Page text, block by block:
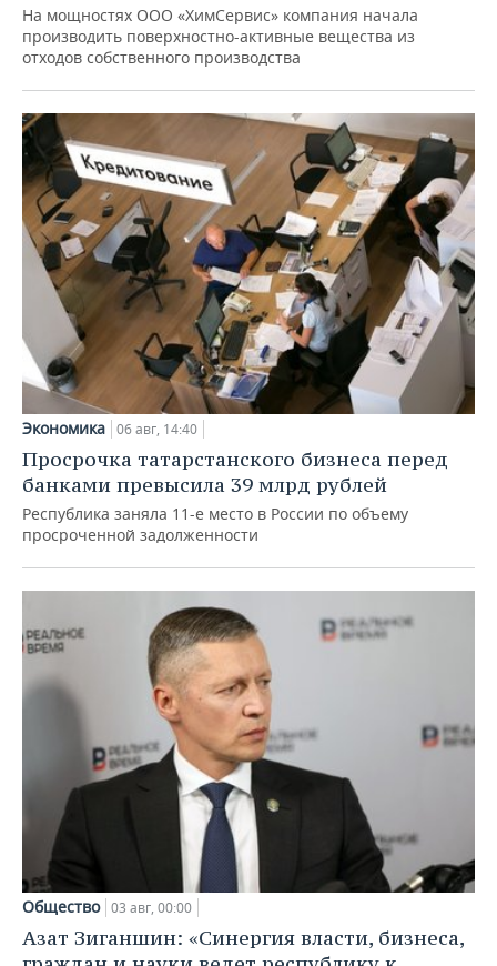
На мощностях ООО «ХимСервис» компания начала
производить поверхностно-активные вещества из
отходов собственного производства
Экономика 06 авг, 14:40
Просрочка татарстанского бизнеса перед
банками превысила 39 млрд рублей
Республика заняла 11-е место в России по объему
просроченной задолженности
Общество 03 авг, 00:00
Азат Зиганшин: «Синергия власти, бизнеса,